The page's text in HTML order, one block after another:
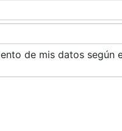
de mis datos según